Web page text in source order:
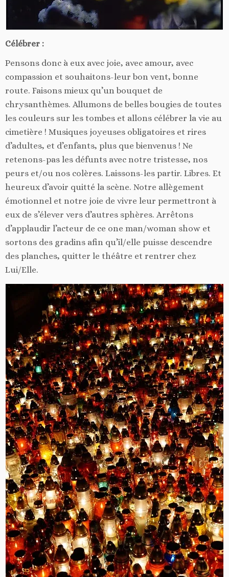
Célébrer :
Pensons donc à eux avec joie, avec amour, avec
compassion et souhaitons-leur bon vent, bonne
route. Faisons mieux qu’un bouquet de
chrysanthèmes. Allumons de belles bougies de toutes
les couleurs sur les tombes et allons célébrer la vie au
cimetière ! Musiques joyeuses obligatoires et rires
d’adultes, et d’enfants, plus que bienvenus ! Ne
retenons-pas les défunts avec notre tristesse, nos
peurs et/ou nos colères. Laissons-les partir. Libres. Et
heureux d’avoir quitté la scène. Notre allègement
émotionnel et notre joie de vivre leur permettront à
eux de s’élever vers d’autres sphères. Arrêtons
d’applaudir l’acteur de ce one man/woman show et
sortons des gradins afin qu’il/elle puisse descendre
des planches, quitter le théâtre et rentrer chez
Lui/Elle.